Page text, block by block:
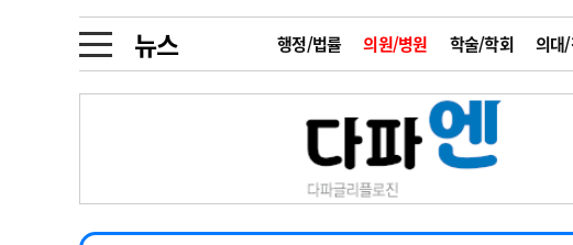
뉴스 행정/법률 의원/병원 학술/학회 의대
금주의 검색어
1
의사인력 수급 추계
2
성분명 처방
3
AI의료
4
전공의 모집 결과
인물 초대석 피플
동영상뉴스
포토뉴스
메디 Hospital 지역병원 중소병원
2026년 하반기 인턴 모집
마취통증의학과 임기제 임상의사 채용
소아청소년과(소아응급전담) 계약직 의사 공개채용
계약직(응급의학과 전문의) 직원모집